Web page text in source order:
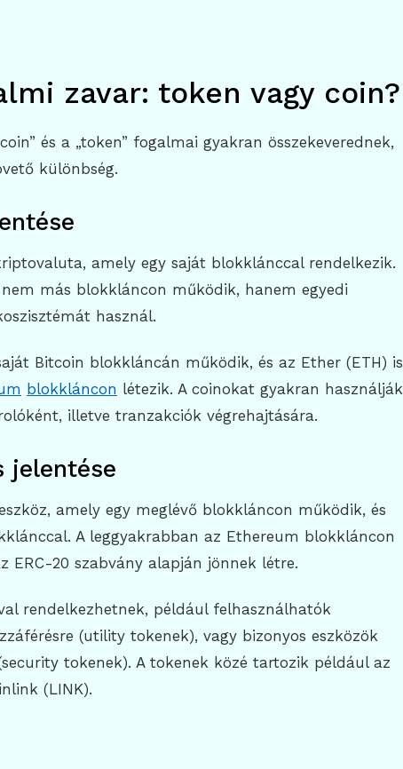
zavar: token vagy coin?
és a „token” fogalmai gyakran összekeverednek,
különbség.
amely egy saját blokklánccal rendelkezik.
más blokkláncon működik, hanem egyedi
használ.
Bitcoin blokkláncán működik, és az Ether (ETH) is
blokkláncon létezik. A coinokat gyakran használják
illetve tranzakciók végrehajtására.
jelentése
amely egy meglévő blokkláncon működik, és
A leggyakrabban az Ethereum blokkláncon
ERC-20 szabvány alapján jönnek létre.
rendelkezhetnek, például felhasználhatók
(utility tokenek), vagy bizonyos eszközök
tokenek). A tokenek közé tartozik például az
(LINK).